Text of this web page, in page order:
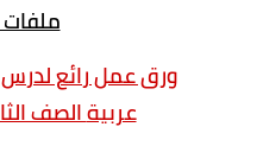
ورق عمل رائع
عربيةالصف